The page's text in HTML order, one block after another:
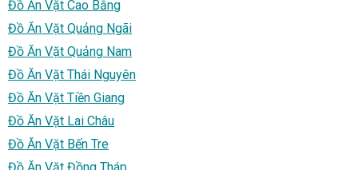
Đồ Ăn Vặt Cao Bằng
Đồ Ăn Vặt Quảng Ngãi
Đồ Ăn Vặt Quảng Nam
Đồ Ăn Vặt Thái Nguyên
Đồ Ăn Vặt Tiền Giang
Đồ Ăn Vặt Lai Châu
Đồ Ăn Vặt Bến Tre